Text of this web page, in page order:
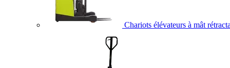
Chariots élévateurs à mât